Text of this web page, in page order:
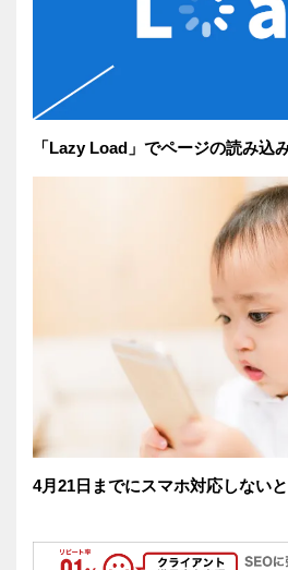
「Lazy Load」でページの読み込
4月21日までにスマホ対応しない